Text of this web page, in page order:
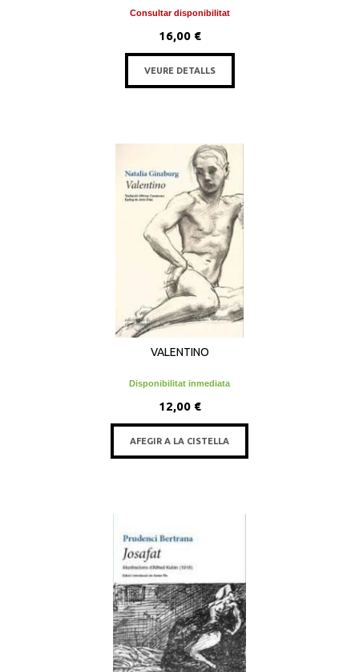
Consultar disponibilitat
16,00 €
VEURE DETALLS
VALENTINO
Disponibilitat inmediata
12,00 €
AFEGIR A LA CISTELLA